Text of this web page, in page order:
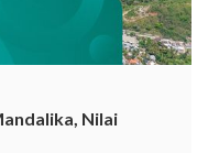
Nilai